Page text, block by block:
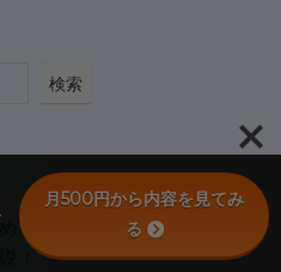
検索
な理由｜繊細な人の稼ぎ方
！
月500円から内容を見てみ
る